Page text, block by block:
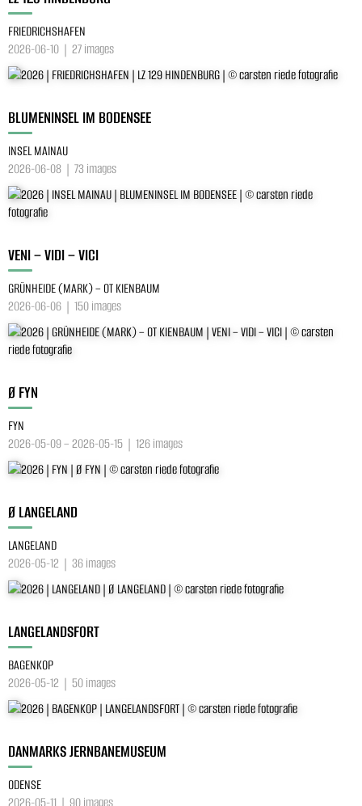
FRIEDRICHSHAFEN
2026-06-10 | 27 images
BLUMENINSEL IM BODENSEE
INSEL MAINAU
2026-06-08 | 73 images
VENI – VIDI – VICI
GRÜNHEIDE (MARK) – OT KIENBAUM
2026-06-06 | 150 images
Ø FYN
FYN
2026-05-09 – 2026-05-15 | 126 images
Ø LANGELAND
LANGELAND
2026-05-12 | 36 images
LANGELANDSFORT
BAGENKOP
2026-05-12 | 50 images
DANMARKS JERNBANEMUSEUM
ODENSE
2026-05-11 | 90 images